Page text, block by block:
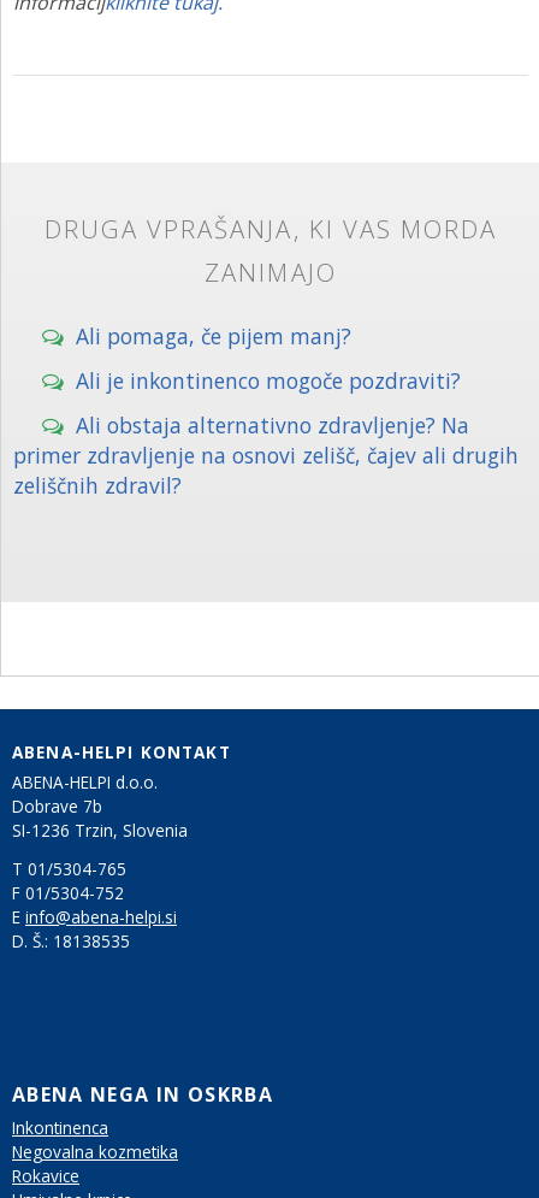
DRUGA VPRAŠANJA, KI VAS MORDA
ZANIMAJO
Ali pomaga, če pijem manj?
Ali je inkontinenco mogoče pozdraviti?
Ali obstaja alternativno zdravljenje? Na
primer zdravljenje na osnovi zelišč, čajev ali drugih
zeliščnih zdravil?
ABENA-HELPI KONTAKT
ABENA-HELPI d.o.o.
Dobrave 7b
SI-1236 Trzin, Slovenia
T 01/5304-765
F 01/5304-752
E info@abena-helpi.si
D. Š.: 18138535
ABENA NEGA IN OSKRBA
Inkontinenca
Negovalna kozmetika
Rokavice